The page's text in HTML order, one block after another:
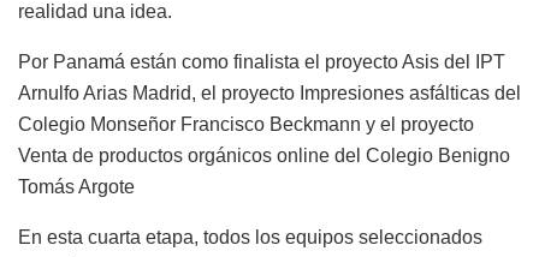
realidad una idea.
Por Panamá están como finalista el proyecto Asis del IPT
Arnulfo Arias Madrid, el proyecto Impresiones asfálticas del
Colegio Monseñor Francisco Beckmann y el proyecto
Venta de productos orgánicos online del Colegio Benigno
Tomás Argote
En esta cuarta etapa, todos los equipos seleccionados